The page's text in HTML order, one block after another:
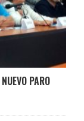
PARO